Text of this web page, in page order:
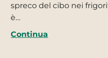
spreco del cibo nei
è…
Continua